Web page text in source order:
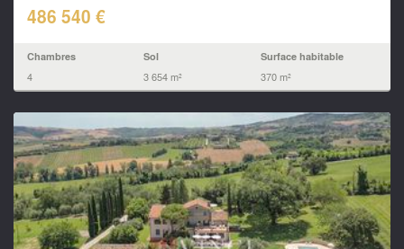
486 540 €
Chambres
4
Sol
3 654 m²
Surface habitable
370 m²